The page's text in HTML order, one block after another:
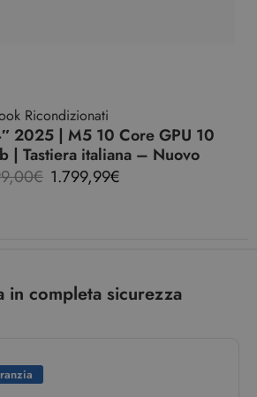
Ricondizionati
2025 | M5 10 Core GPU 10
| Tastiera italiana – Nuovo
€ 1.799,99€
in completa sicurezza